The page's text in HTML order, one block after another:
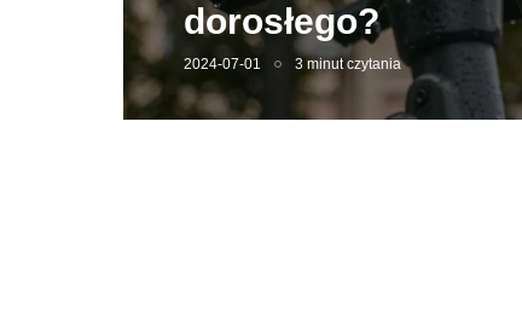
dorosłego?
2024-07-01 3 minut czytania